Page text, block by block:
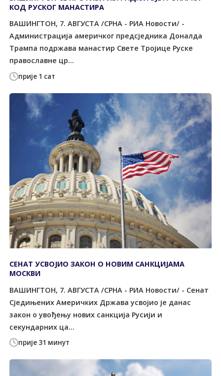
прије 1 сат
КОД РУСКОГ МАНАСТИРА
ВАШИНГТОН, 7. АВГУСТА /СРНА - РИА Новости/ -
Администрација америчког предсједника Доналда
Трампа подржава манастир Свете Тројице Руске
православне цр...
прије 31 минут
СЕНАТ УСВОЈИО ЗАКОН О НОВИМ САНКЦИЈАМА
МОСКВИ
ВАШИНГТОН, 7. АВГУСТА /СРНА - РИА Новости/ - Сенат
Сједињених Америчких Држава усвојио је данас
закон о увођењу нових санкција Русији и
секундарних ца...